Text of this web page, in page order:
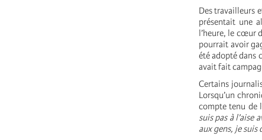
Des travailleurs
présentait une
l’heure, le cœur
pourrait avoir
été adopté dans
avait fait
Certains
Lorsqu’un
compte tenu de
suis pas à
aux gens, je suis